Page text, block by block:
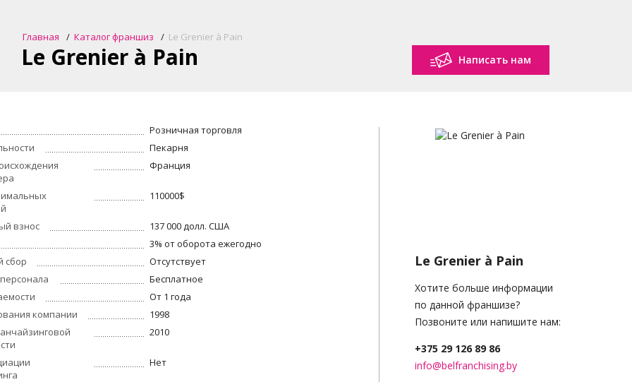
Написать нам
Главная Каталог франшиз Le Grenier à Pain
Le Grenier à Pain
Le Grenier à Pain
Хотите больше информации
по данной франшизе?
Позвоните или напишите нам:
+375 29 126 89 86
info@belfranchising.by
Розничная торговля
Пекарня
Франция
110000$
взнос
137 000 долл. США
3% от оборота ежегодно
сбор
Отсутствует
Бесплатное
От 1 года
компании
1998
2010
Нет